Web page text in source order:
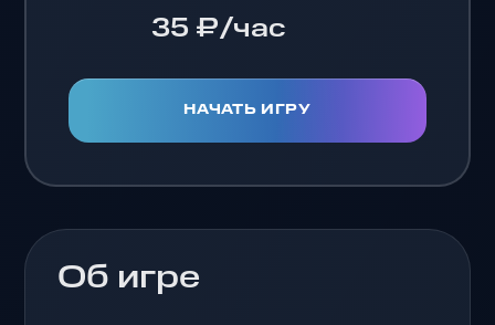
35 ₽/час
НАЧАТЬ ИГРУ
Об игре